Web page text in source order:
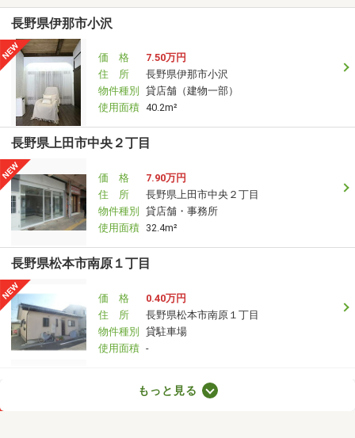
長野県伊那市小沢
価 格
7.50万円
住 所
長野県伊那市小沢
物件種別
貸店舗（建物一部）
使用面積 40.2m²
長野県上田市中央２丁目
価 格
7.90万円
住 所
長野県上田市中央２丁目
物件種別
貸店舗・事務所
使用面積 32.4m²
長野県松本市南原１丁目
価 格
0.40万円
住 所
長野県松本市南原１丁目
物件種別
貸駐車場
使用面積 -
長野県松本市筑摩１丁目もっと見る